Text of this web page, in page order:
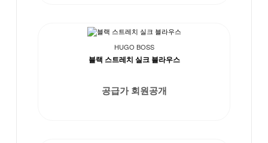
HUGO BOSS
블랙 스트레치 실크 블라우스
공급가 회원공개